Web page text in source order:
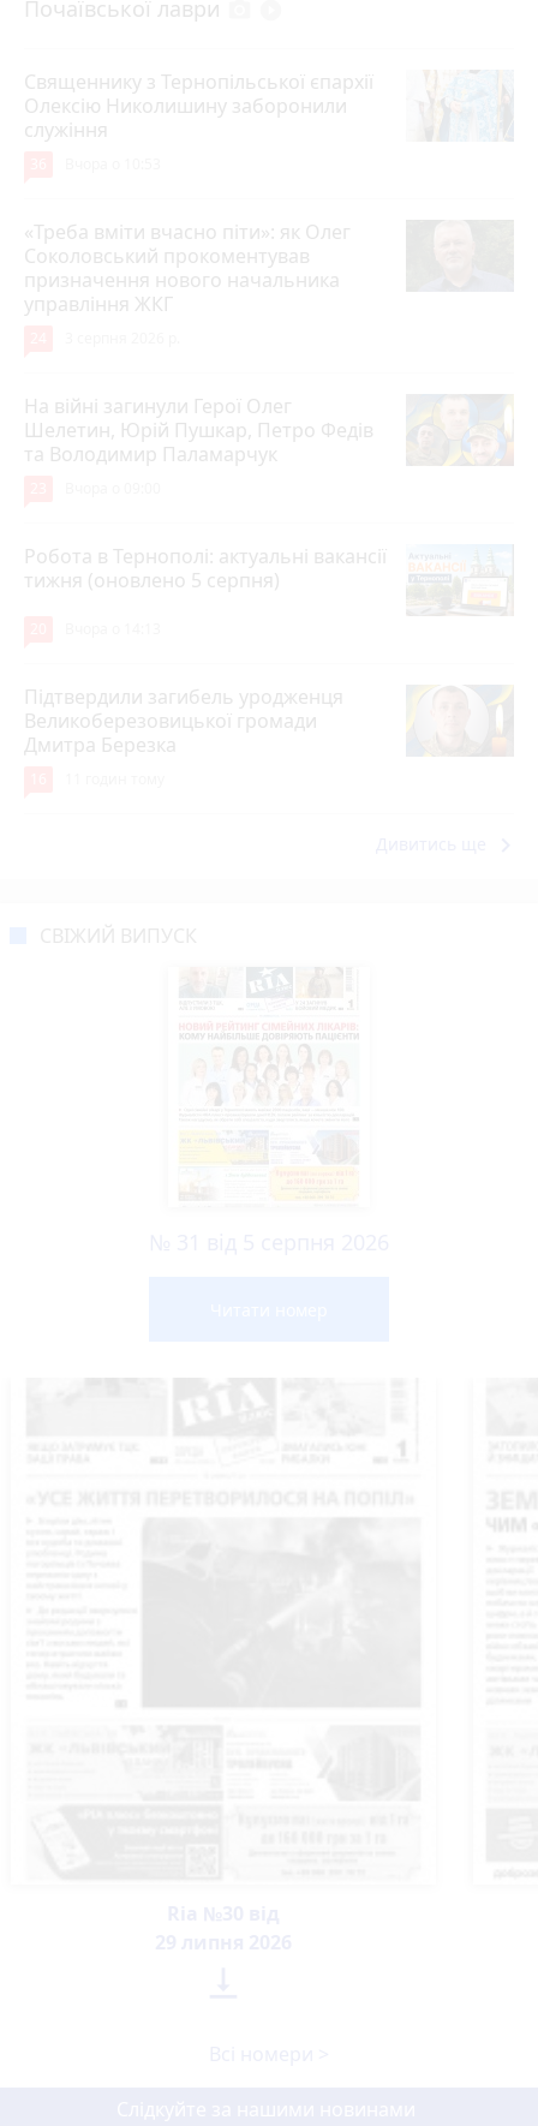
Почаївської лаври
Священнику з Тернопільської єпархії
Олексію Николишину заборонили
служіння
«Треба вміти вчасно піти»: як Олег
Соколовський прокоментував
призначення нового начальника
управління ЖКГ
На війні загинули Герої Олег
Шелетин, Юрій Пушкар, Петро Федів
та Володимир Паламарчук
Робота в Тернополі: актуальні вакансії
тижня (оновлено 5 серпня)
Підтвердили загибель уродженця
Великоберезовицької громади
Дмитра Березка